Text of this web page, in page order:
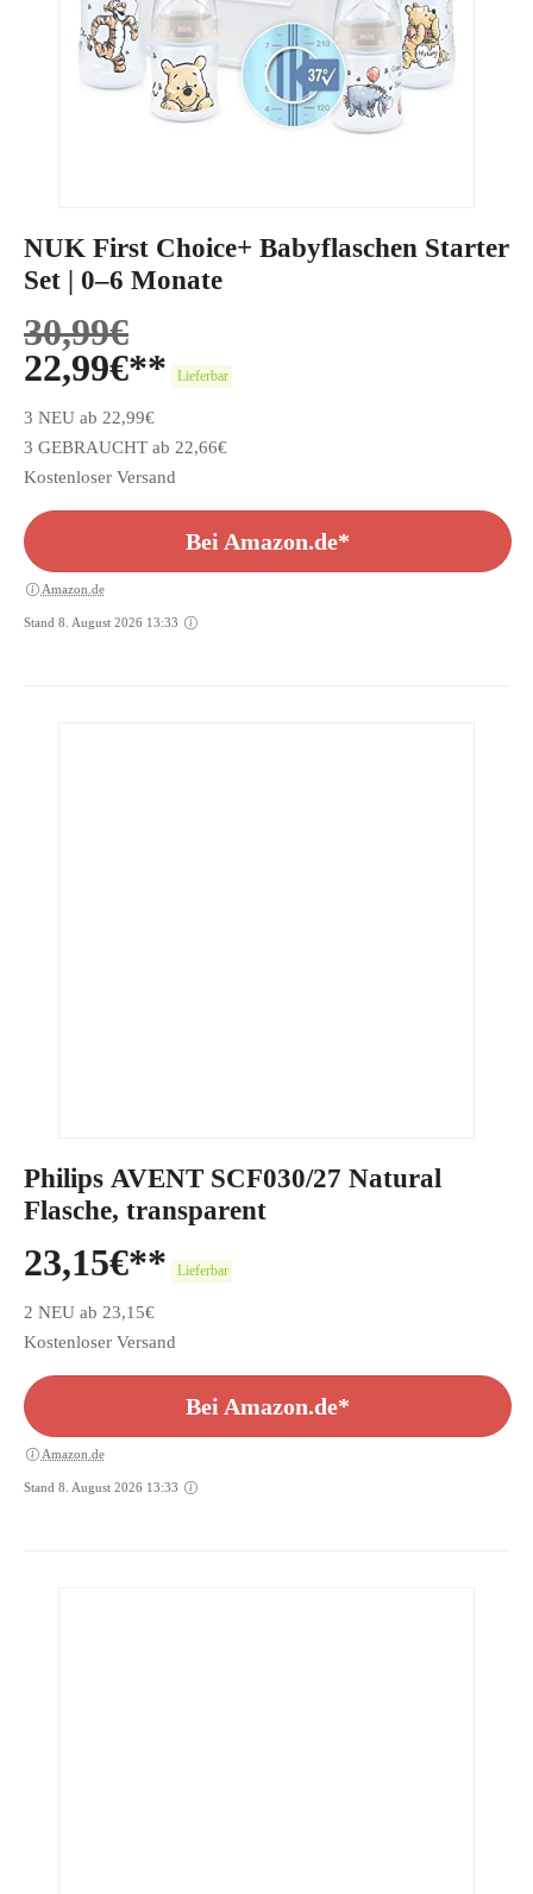
NUK First Choice+ Babyflaschen Starter
Set | 0–6 Monate
30,99€
22,99€ Lieferbar
3 NEU ab 22,99€
3 GEBRAUCHT ab 22,66€
Kostenloser Versand
Bei Amazon.de*
Amazon.de
Stand 8. August 2026 13:33
Philips AVENT SCF030/27 Natural
Flasche, transparent
23,15€ Lieferbar
2 NEU ab 23,15€
Kostenloser Versand
Bei Amazon.de*
Amazon.de
Stand 8. August 2026 13:33